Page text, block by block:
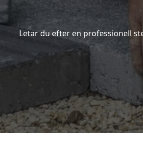
Letar du efter en professionell